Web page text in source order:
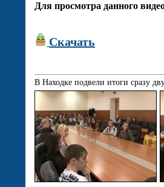
Для просмотра данного
Скачать
В Находке подвели итоги сразу